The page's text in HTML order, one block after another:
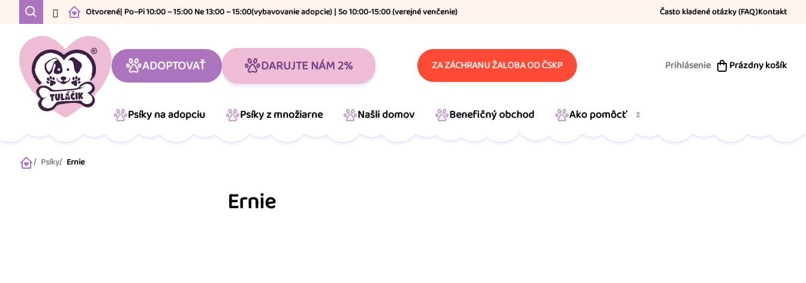
Často kladené otázky (FAQ)Kontakt
Otvorené| Po–Pi 10:00 – 15:00 Ne 13:00 – 15:00(vybavovanie adopcie) | So 10:00-15:00 (verejné venčenie)
ADOPTOVAŤ DARUJTE NÁM 2% ZA ZÁCHRANU ŽALOBA OD ČSKP Prihlásenie
NÁKUPNÝ
Prázdny košík
Psíky na adopciu Psíky z množiarne Našli domov Benefičný obchod Ako pomôcť
DomovPsíky Ernie
Ernie